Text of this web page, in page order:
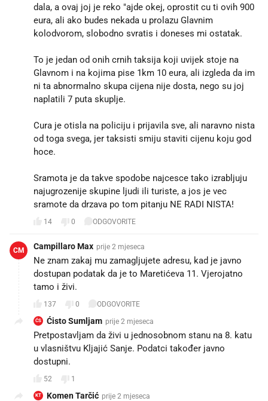
dala, a ovaj joj je reko "ajde okej, oprostit cu ti ovih 900
eura, ali ako budes nekada u prolazu Glavnim
kolodvorom, slobodno svratis i doneses mi ostatak.
To je jedan od onih crnih taksija koji uvijek stoje na
Glavnom i na kojima pise 1km 10 eura, ali izgleda da im
ni ta abnormalno skupa cijena nije dosta, nego su joj
naplatili 7 puta skuplje.
Cura je otisla na policiju i prijavila sve, ali naravno nista
od toga svega, jer taksisti smiju staviti cijenu koju god
hoce.
Sramota je da takve spodobe najcesce tako izrabljuju
najugrozenije skupine ljudi ili turiste, a jos je vec
sramote da drzava po tom pitanju NE RADI NISTA!
14 0 ODGOVORITE
CM Campillaro Max prije 2 mjeseca
Ne znam zakaj mu zamagljujete adresu, kad je javno
dostupan podatak da je to Maretićeva 11. Vjerojatno
tamo i živi.
137 0 ODGOVORITE
ĆS Ćisto Sumljam prije 2 mjeseca
Pretpostavljam da živi u jednosobnom stanu na 8. katu
u vlasništvu Kljajić Sanje. Podatci također javno
dostupni.
52 1
KT Komen Tarčić prije 2 mjeseca